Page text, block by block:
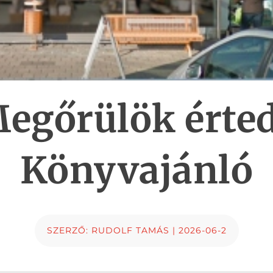
Könyvajánló
SZERZŐ: RUDOLF TAMÁS | 2026-06-2